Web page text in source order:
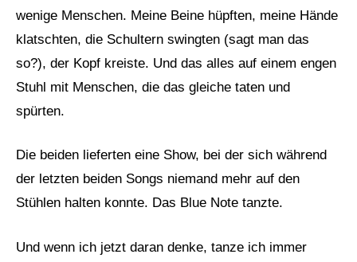
wenige Menschen. Meine Beine hüpften, meine Hände
klatschten, die Schultern swingten (sagt man das
so?), der Kopf kreiste. Und das alles auf einem engen
Stuhl mit Menschen, die das gleiche taten und
spürten.
Die beiden lieferten eine Show, bei der sich während
der letzten beiden Songs niemand mehr auf den
Stühlen halten konnte. Das Blue Note tanzte.
Und wenn ich jetzt daran denke, tanze ich immer